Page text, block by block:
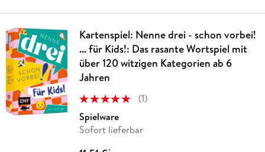
Kartenspiel: Nenne drei - schon vorbei!
... für Kids!: Das rasante Wortspiel mit
über 120 witzigen Kategorien ab 6
Jahren
(1)
Spielware
Sofort lieferbar